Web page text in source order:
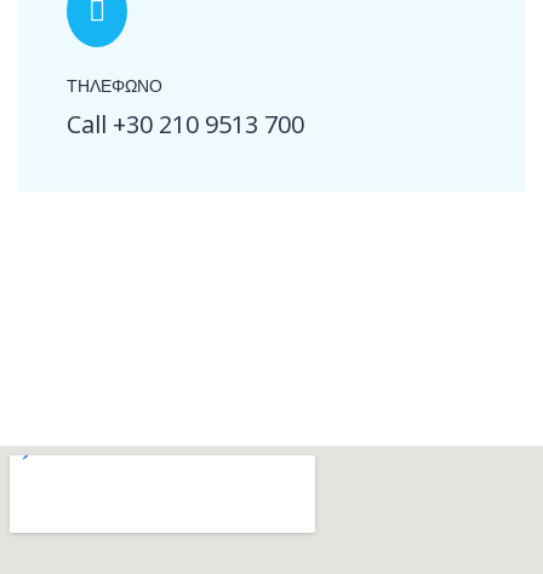
ΤΗΛΕΦΩΝΟ
Call +30 210 9513 700